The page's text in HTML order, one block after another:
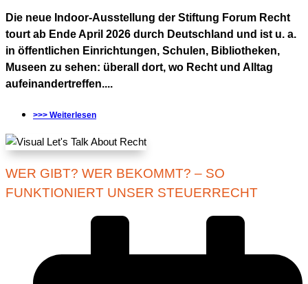
Die neue Indoor-Ausstellung der Stiftung Forum Recht
tourt ab Ende April 2026 durch Deutschland und ist u. a.
in öffentlichen Einrichtungen, Schulen, Bibliotheken,
Museen zu sehen: überall dort, wo Recht und Alltag
aufeinandertreffen....
>>> Weiterlesen
WER GIBT? WER BEKOMMT? – SO
FUNKTIONIERT UNSER STEUERRECHT